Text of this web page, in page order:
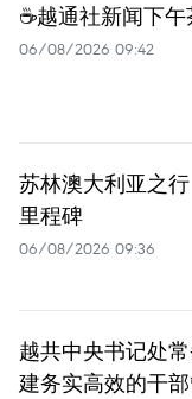
☕️越通社新闻下午
06/08/2026 09:42
苏林澳大利亚之
里程碑
06/08/2026 09:36
越共中央书记处
建务实高效的干